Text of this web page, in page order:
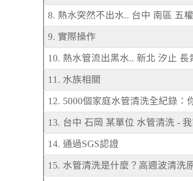
8. 熱水突然不出水.. 台中 南區 五
9. 實際操作
10. 熱水管流出黑水.. 新北 汐止 長
11. 水族相關
12. 5000個家庭水管清洗全紀錄：
13. 台中 石岡 某單位 水管清洗 -
14. 通過SGS認證
15. 水管清洗是什麼？高週波清洗